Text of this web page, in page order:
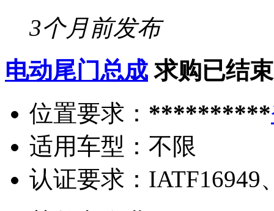
3个月前发布
电动尾门总成 求购已结束
位置要求： **********
适用车型： 不限
认证要求： IATF16949